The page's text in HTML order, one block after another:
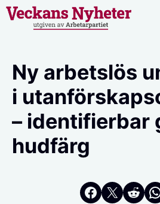
Hoppa
Ny arbetslös
i
– identifierbar
hudfärg
Dela på Facebook
Dela på Twitter
Dela på